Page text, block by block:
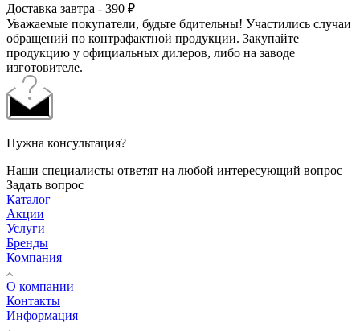
Доставка завтра - 390 ₽
Уважаемые покупатели, будьте бдительны! Участились случаи
обращений по контрафактной продукции. Закупайте
продукцию у официальных дилеров, либо на заводе
изготовителе.
Нужна консультация?
Наши специалисты ответят на любой интересующий вопрос
Задать вопрос
Каталог
Акции
Услуги
Бренды
Компания
О компании
Контакты
Информация